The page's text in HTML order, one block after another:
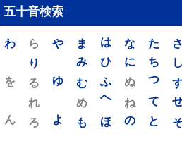
五十音検索
さ
し
す
せ
そ
た
ち
つ
て
と
な
に
ぬ
ね
の
は
ひ
ふ
へ
ほ
ま
み
む
め
も
や
ゆ
よ
ら
り
る
れ
ろ
わ
を
ん